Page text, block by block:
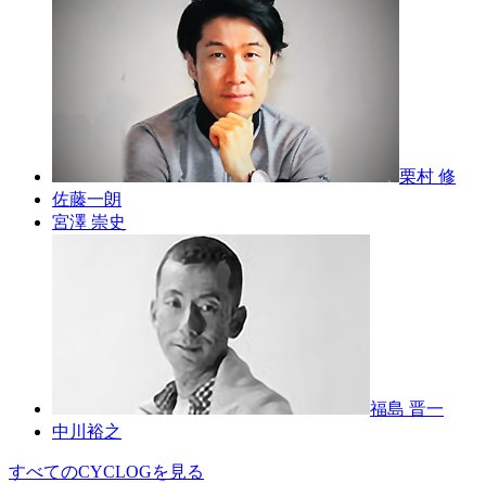
栗村 修
佐藤一朗
宮澤 崇史
福島 晋一
中川裕之
すべてのCYCLOGを見る